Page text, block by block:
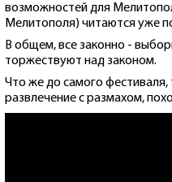
возможностей для
Мелитополя) читаются уже
В общем, все законно -
торжествуют над законом.
Что же до самого фестиваля,
развлечение с размахом,